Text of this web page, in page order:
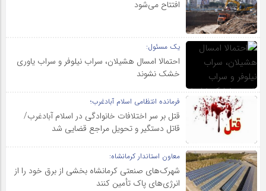
افتتاح می‌شود
یک مسئول:
احتمالا امسال هشیلان، سراب نیلوفر و سراب یاوری
خشک نشوند
فرمانده انتظامی اسلام آبادغرب؛
قتل بر سر اختلافات خانوادگی در اسلام آبادغرب/
قاتل دستگیر و تحویل مراجع قضایی شد
معاون استاندار کرمانشاه:
شهرک‌های صنعتی کرمانشاه بخشی از برق خود را از
انرژی‌های پاک تأمین کنند